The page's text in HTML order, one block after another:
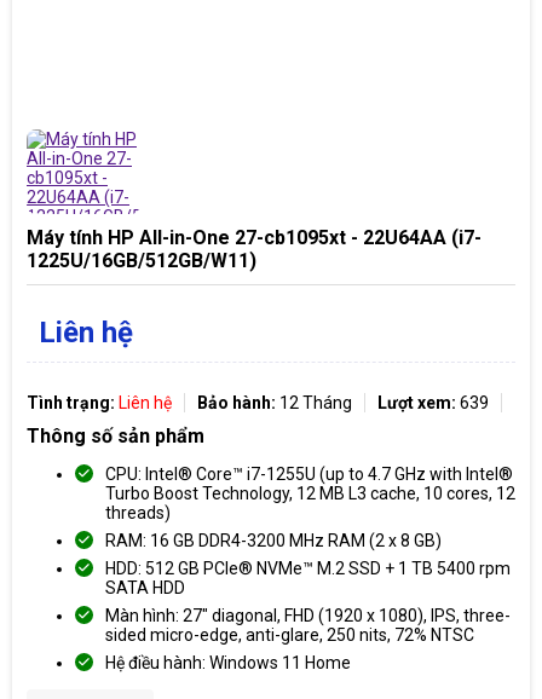
Máy tính HP All-in-One 27-cb1095xt - 22U64AA (i7-
1225U/16GB/512GB/W11)
Liên hệ
Tình trạng: Liên hệ Bảo hành: 12 Tháng Lượt xem: 639
Thông số sản phẩm
CPU: Intel® Core™ i7-1255U (up to 4.7 GHz with Intel®
Turbo Boost Technology, 12 MB L3 cache, 10 cores, 12
threads)
RAM: 16 GB DDR4-3200 MHz RAM (2 x 8 GB)
HDD: 512 GB PCIe® NVMe™ M.2 SSD + 1 TB 5400 rpm
SATA HDD
Màn hình: 27" diagonal, FHD (1920 x 1080), IPS, three-
sided micro-edge, anti-glare, 250 nits, 72% NTSC
Hệ điều hành: Windows 11 Home